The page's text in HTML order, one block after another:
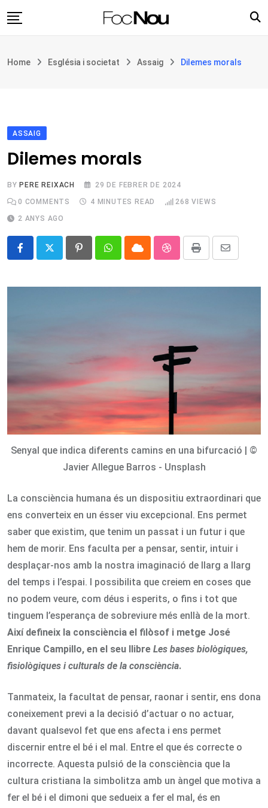
to
Filosofia i teologia
Opinió
Botiga
Home Església i societat Assaig Dilemes morals
ASSAIG
Dilemes morals
BY PERE REIXACH
29 DE FEBRER DE 2024
0 COMMENTS 4 MINUTES READ 268 VIEWS
2 ANYS AGO
PinterestWhatsappCloud StumbleUpon
Print
Share
Email
Senyal que indica diferents camins en una bifurcació | ©
Javier Allegue Barros - Unsplash
La consciència humana és un dispositiu extraordinari que
ens converteix en un ésser viu excepcional. Ens permet
saber que existim, que tenim un passat i un futur i que
hem de morir. Ens faculta per a pensar, sentir, intuir i
desplaçar-nos amb la nostra imaginació de llarg a llarg
del temps i l’espai. I possibilita que creiem en coses que
no podem veure, com déus i esperits, o fins i tot que
tinguem l’esperança de sobreviure més enllà de la mort.
Així defineix la consciència el filòsof i metge José
Enrique Campillo, en el seu llibre Les bases biològiques,
fisiològiques i culturals de la consciència.
Tanmateix, la facultat de pensar, raonar i sentir, ens dona
coneixement previ a la decisió d’actuar o no actuar,
davant qualsevol fet que ens afecta i ens permet
discernir entre el bé i el mal. Entre el que és correcte o
incorrecte. Aquesta pulsió de la consciència que la
cultura cristiana la simbolitza amb un àngel que motiva a
fer el bé i el dimoni que sedueix a fer el mal, és en